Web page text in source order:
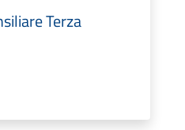
Terza